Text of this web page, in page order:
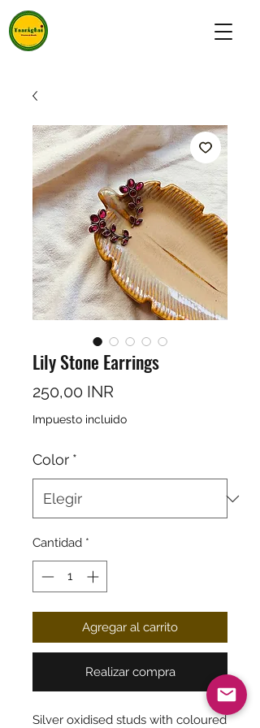
Lily Stone Earrings
250,00 INR
Impuesto incluido
Color *
Cantidad *
Agregar al carrito
Realizar compra
Silver oxidised studs with coloured